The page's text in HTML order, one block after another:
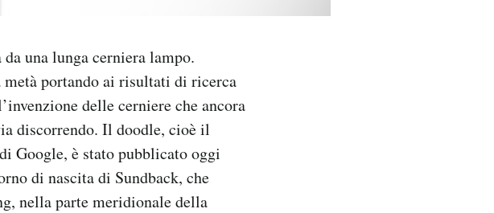
una lunga cerniera lampo.
metà portando ai risultati di ricerca
delle cerniere che ancora
discorrendo. Il doodle, cioè il
Google, è stato pubblicato oggi
di nascita di Sundback, che
nella parte meridionale della